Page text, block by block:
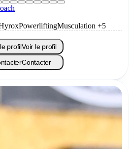
PowerliftingMusculation +5
profilVoir le profil
Contacter